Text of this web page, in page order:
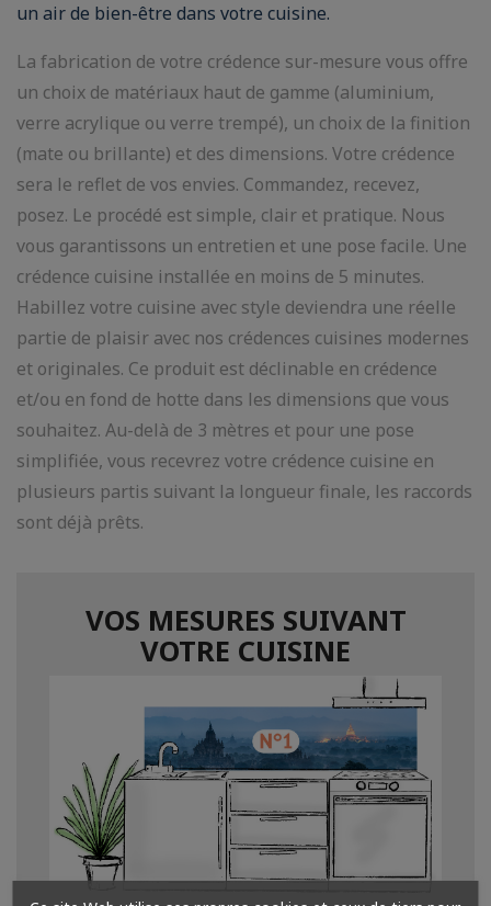
un air de bien-être dans votre cuisine.
La fabrication de votre crédence sur-mesure vous offre
un choix de matériaux haut de gamme (aluminium,
verre acrylique ou verre trempé), un choix de la finition
(mate ou brillante) et des dimensions. Votre crédence
sera le reflet de vos envies. Commandez, recevez,
posez. Le procédé est simple, clair et pratique. Nous
vous garantissons un entretien et une pose facile. Une
crédence cuisine installée en moins de 5 minutes.
Habillez votre cuisine avec style deviendra une réelle
partie de plaisir avec nos crédences cuisines modernes
et originales. Ce produit est déclinable en crédence
et/ou en fond de hotte dans les dimensions que vous
souhaitez. Au-delà de 3 mètres et pour une pose
simplifiée, vous recevrez votre crédence cuisine en
plusieurs partis suivant la longueur finale, les raccords
sont déjà prêts.
VOS MESURES SUIVANT
VOTRE CUISINE